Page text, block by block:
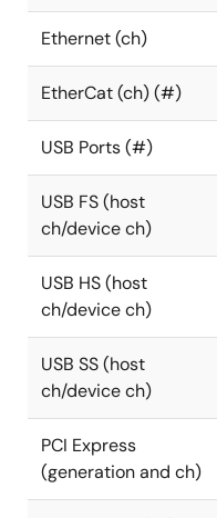
Ethernet (ch)
EtherCat (ch) (#)
USB Ports (#)
USB FS (host
ch/device ch)
USB HS (host
ch/device ch)
USB SS (host
ch/device ch)
PCI Express
(generation and ch)